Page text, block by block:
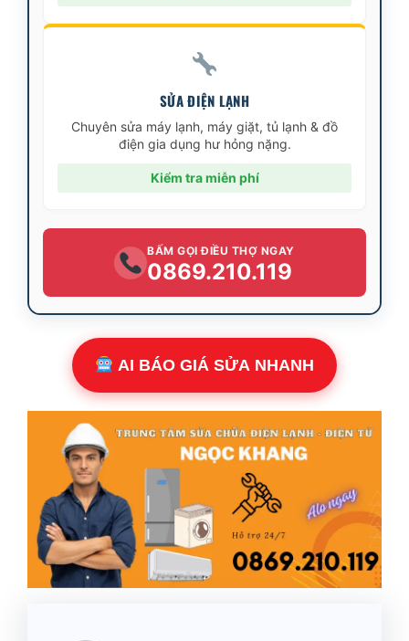
SỬA ĐIỆN LẠNH
Chuyên sửa máy lạnh, máy giặt, tủ lạnh & đồ
điện gia dụng hư hỏng nặng.
Kiểm tra miễn phí
BẤM GỌI ĐIỀU THỢ NGAY
0869.210.119
AI BÁO GIÁ SỬA NHANH